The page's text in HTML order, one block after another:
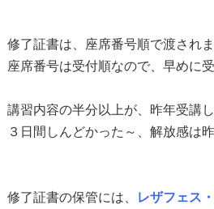
修了証書は、座席番号順で渡されま
座席番号は受付順なので、早めに
講習内容の半分以上が、昨年受講し
３日間しんどかった～、解放感は
修了証書の保管には、 レザフェス